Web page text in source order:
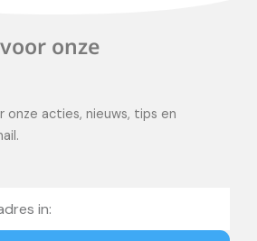
onze
onze acties, nieuws, tips en